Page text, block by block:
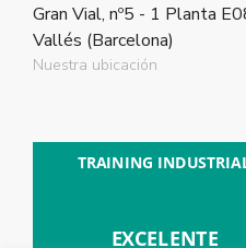
Gran Vial, nº5 - 1 Planta
Vallés (Barcelona)
Nuestra ubicación